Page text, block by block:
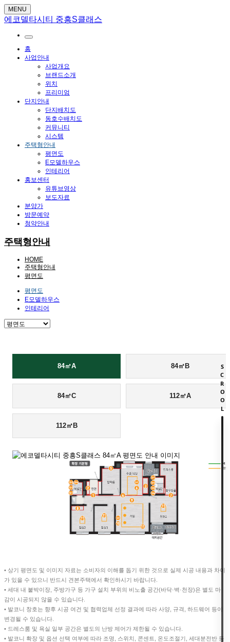
MENU
에코델타시티 중흥S클래스
홈
사업안내
사업개요
브랜드소개
위치
프리미엄
단지안내
단지배치도
동호수배치도
커뮤니티
시스템
주택형안내
평면도
E모델하우스
인테리어
홍보센터
유튜브영상
보도자료
분양가
방문예약
청약안내
주택형안내
HOME
주택형안내
평면도
평면도
E모델하우스
인테리어
84㎡A 84㎡B
84㎡C 112㎡A
112㎡B
• 상기 평면도 및 이미지 자료는 소비자의 이해를 돕기 위한 것으로 실제 시공 내용과 차이
가 있을 수 있으니 반드시 견본주택에서 확인하시기 바랍니다.
• 세대 내 붙박이장, 주방가구 등 가구 설치 부위의 비노출 공간(바닥·벽·천장)은 별도 마
감이 시공되지 않을 수 있습니다.
• 발코니 창호는 향후 시공 여건 및 협력업체 선정 결과에 따라 사양, 규격, 하드웨어 등이
변경될 수 있습니다.
• 드레스룸 및 욕실 일부 공간은 별도의 난방 제어가 제한될 수 있습니다.
• 발코니 확장 및 옵션 선택 여부에 따라 조명, 스위치, 콘센트, 온도조절기, 세대분전반 등
SCROOL